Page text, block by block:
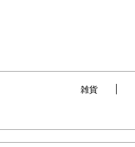
雑貨